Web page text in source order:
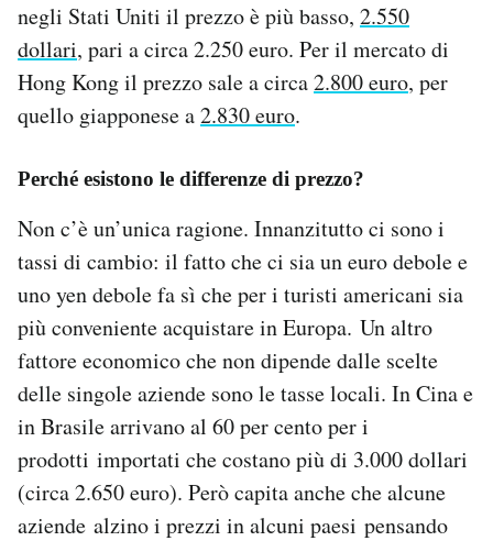
negli Stati Uniti il prezzo è più basso, 2.550
dollari, pari a circa 2.250 euro. Per il mercato di
Hong Kong il prezzo sale a circa2.800 euro, per
quello giapponese a2.830 euro.
Perché esistono le differenze di prezzo?
Non c’è un’unica ragione. Innanzitutto ci sono i
tassi di cambio: il fatto che ci sia un euro debole e
uno yen debole fa sì che per i turisti americani sia
più conveniente acquistare in Europa. Un altro
fattore economico che non dipende dalle scelte
delle singole aziende sono le tasse locali. In Cina e
in Brasile arrivano al 60 per cento per i
prodotti importati che costano più di 3.000 dollari
(circa 2.650 euro). Però capita anche che alcune
aziende alzino i prezzi in alcuni paesi pensando